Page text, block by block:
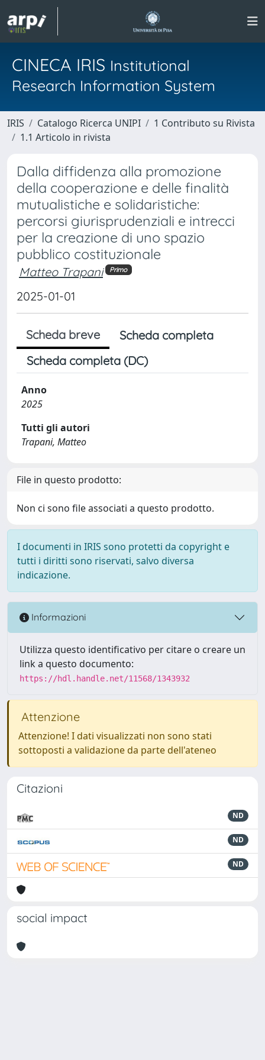
CINECA IRIS Institutional
Research Information System
IRIS Catalogo Ricerca UNIPI
1 Contributo su Rivista
1.1 Articolo in rivista
Dalla diffidenza alla promozione
della cooperazione e delle finalità
mutualistiche e solidaristiche:
percorsi giurisprudenziali e intrecci
per la creazione di uno spazio
pubblico costituzionale
Matteo Trapani Primo
2025-01-01
Scheda breve
Scheda completa
Scheda completa (DC)
Anno
2025
Tutti gli autori
Trapani, Matteo
File in questo prodotto:
Non ci sono file associati a questo prodotto.
I documenti in IRIS sono protetti da copyright e
tutti i diritti sono riservati, salvo diversa
indicazione.
Informazioni
Utilizza questo identificativo per citare o creare un
link a questo documento:
https://hdl.handle.net/11568/1343932
Attenzione
Attenzione! I dati visualizzati non sono stati
sottoposti a validazione da parte dell'ateneo
Citazioni
ND
ND
ND
social impact